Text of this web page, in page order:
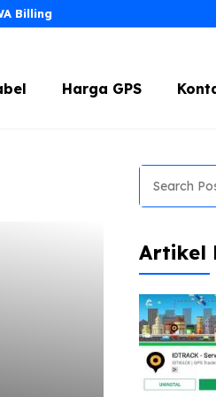
Billing
Harga GPS
Artikel